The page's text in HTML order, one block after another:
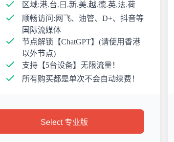
区域:港.台.日.新.美.越.德.英.法.荷
顺畅访问:网飞、油管、D+、抖音等
国际流媒体
节点解锁【ChatGPT】(请使用香港
以外节点)
支持【5台设备】无限流量！
所有购买都是单次不会自动续费！
Select 专业版